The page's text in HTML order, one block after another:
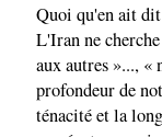
Quoi qu'en ait
L'Iran ne
aux autres »..., «
profondeur de
ténacité et la